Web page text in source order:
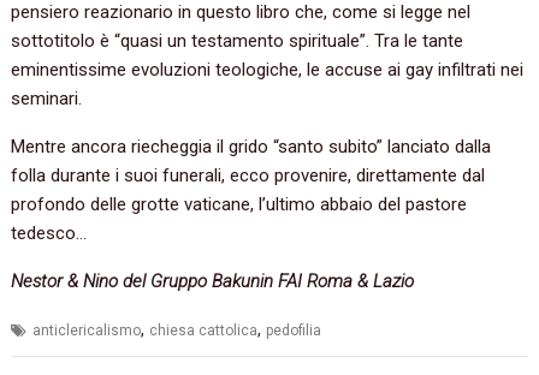
pensiero reazionario in questo libro che, come si legge nel
sottotitolo è “quasi un testamento spirituale”. Tra le tante
eminentissime evoluzioni teologiche, le accuse ai gay infiltrati nei
seminari.
Mentre ancora riecheggia il grido “santo subito” lanciato dalla
folla durante i suoi funerali, ecco provenire, direttamente dal
profondo delle grotte vaticane, l’ultimo abbaio del pastore
tedesco…
Nestor & Nino del Gruppo Bakunin FAI Roma & Lazio
anticlericalismo, chiesa cattolica, pedofilia